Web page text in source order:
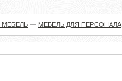
— МЕБЕЛЬ ДЛЯ ПЕРСОНАЛА